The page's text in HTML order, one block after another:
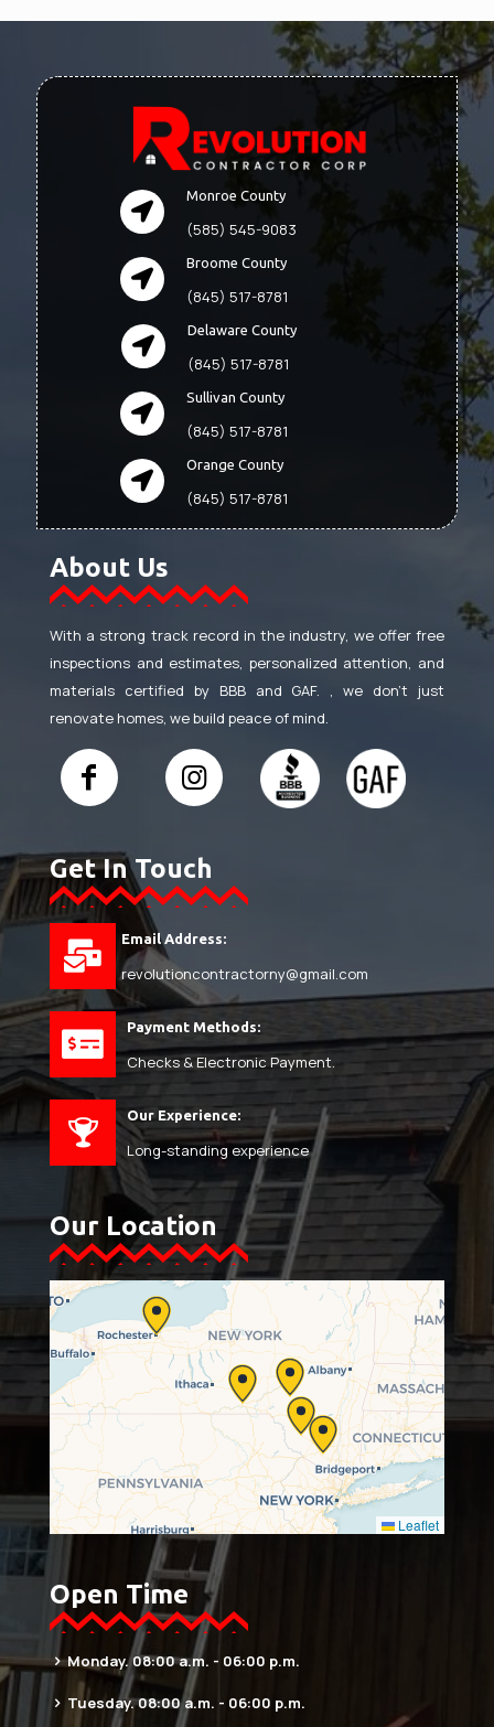
Monroe County
(585) 545-9083
Broome County
(845) 517-8781
Delaware County
(845) 517-8781
Sullivan County
(845) 517-8781
Orange County
(845) 517-8781
About Us
With a strong track record in the industry, we offer free
inspections and estimates, personalized attention, and
materials certified by BBB and GAF. , we don’t just
renovate homes, we build peace of mind.
Get In Touch
Email Address:
revolutioncontractorny@gmail.com
Payment Methods:
Checks & Electronic Payment.
Our Experience:
Long-standing experience
Our Location
Leaflet
Open Time
Monday. 08:00 a.m. - 06:00 p.m.
Tuesday. 08:00 a.m. - 06:00 p.m.